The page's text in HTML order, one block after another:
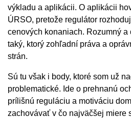
výkladu a aplikácii. O aplikácii
ÚRSO, pretože regulátor
cenových konaniach. Rozumný
taký, ktorý zohľadní práva a
strán.
Sú tu však i body, ktoré som už
problematické. Ide o prehnanú
prílišnú reguláciu a motiváciu
zachovávať v čo najväčšej miere